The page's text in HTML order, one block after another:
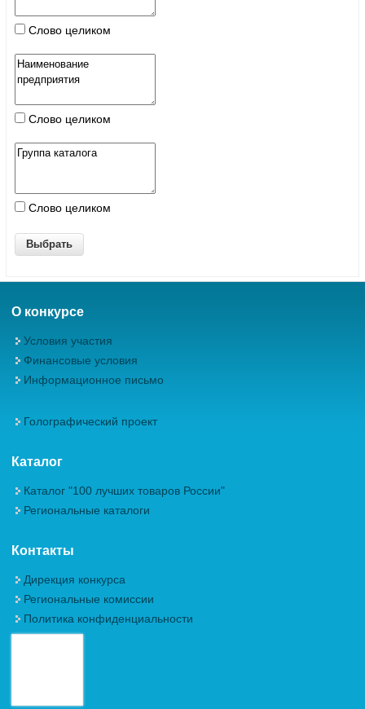
Слово целиком
Слово целиком
Слово целиком
О конкурсе
Условия участия
Финансовые условия
Информационное письмо
Голографический проект
Каталог
Каталог "100 лучших товаров России"
Региональные каталоги
Контакты
Дирекция конкурса
Региональные комиссии
Политика конфиденциальности